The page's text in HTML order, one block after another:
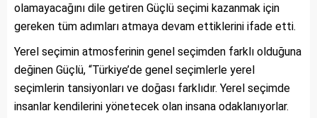
olamayacağını dile getiren Güçlü seçimi kazanmak için
gereken tüm adımları atmaya devam ettiklerini ifade etti.
Yerel seçimin atmosferinin genel seçimden farklı olduğuna
değinen Güçlü, “Türkiye’de genel seçimlerle yerel
seçimlerin tansiyonları ve doğası farklıdır. Yerel seçimde
insanlar kendilerini yönetecek olan insana odaklanıyorlar.